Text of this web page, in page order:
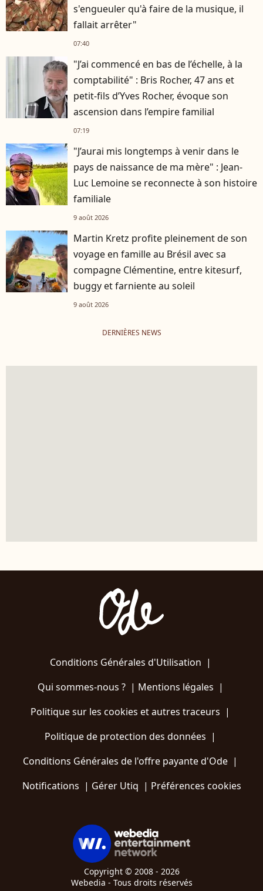
s'engueuler qu'à faire de la musique, il
fallait arrêter"
07:40
"J’ai commencé en bas de l’échelle, à la
comptabilité" : Bris Rocher, 47 ans et
petit-fils d’Yves Rocher, évoque son
ascension dans l’empire familial
07:19
"J’aurai mis longtemps à venir dans le
pays de naissance de ma mère" : Jean-
Luc Lemoine se reconnecte à son histoire
familiale
9 août 2026
Martin Kretz profite pleinement de son
voyage en famille au Brésil avec sa
compagne Clémentine, entre kitesurf,
buggy et farniente au soleil
9 août 2026
DERNIÈRES NEWS
Conditions Générales d'Utilisation |
Qui sommes-nous ?| Mentions légales |
Politique sur les cookies et autres traceurs |
Politique de protection des données |
Conditions Générales de l'offre payante d'Ode |
Notifications | Gérer Utiq | Préférences cookies
Copyright © 2008 - 2026
Webedia - Tous droits réservés